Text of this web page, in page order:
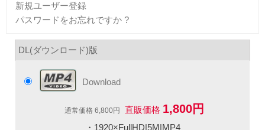
新規ユーザー登録
パスワードをお忘れですか ?
DL(ダウンロード)版
Download
通常価格 6,800円 直販価格 1,800円
・1920×FullHD|5M|MP4